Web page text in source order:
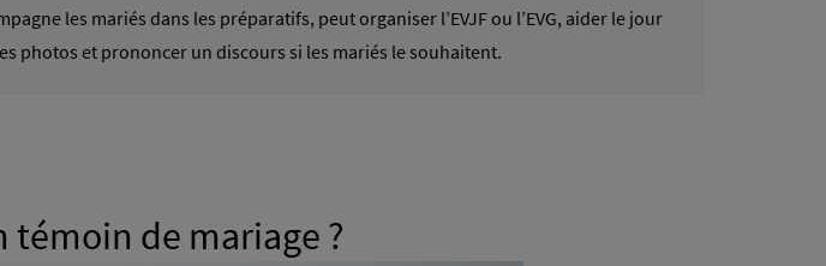
les mariés dans les préparatifs, peut organiser l’EVJF ou l’EVG, aider le jour
photos et prononcer un discours si les mariés le souhaitent.
témoin de mariage ?